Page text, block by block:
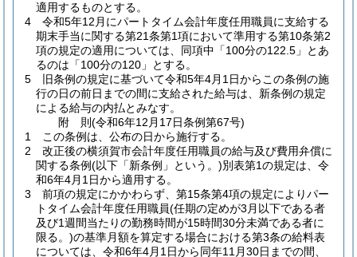
適用するものとする。
4
令和5年12月にパートタイム会計年度任用職員に支給する
期末手当に関する第21条第1項において準用する第10条第2
項の規定の適用については、同項中「100分の122.5」とあ
るのは「100分の120」とする。
5
旧条例の規定に基づいて令和5年4月1日からこの条例の施
行の日の前日までの間に支給された給与は、新条例の規定
による給与の内払とみなす。
附 則(令和6年12月17日条例第67号)
1
この条例は、公布の日から施行する。
2
改正後の横須賀市会計年度任用職員の給与及び費用弁償に
関する条例(以下「新条例」という。)別表第1の規定は、令
和6年4月1日から適用する。
3
前項の規定にかかわらず、第15条第4項の規定によりパー
トタイム会計年度任用職員(任期の定めが3月以下である者
及び1週間当たりの勤務時間が15時間30分未満である者に
限る。)の基準月額を算定する場合における第3条の給料表
については、令和6年4月1日から同年11月30日までの間、